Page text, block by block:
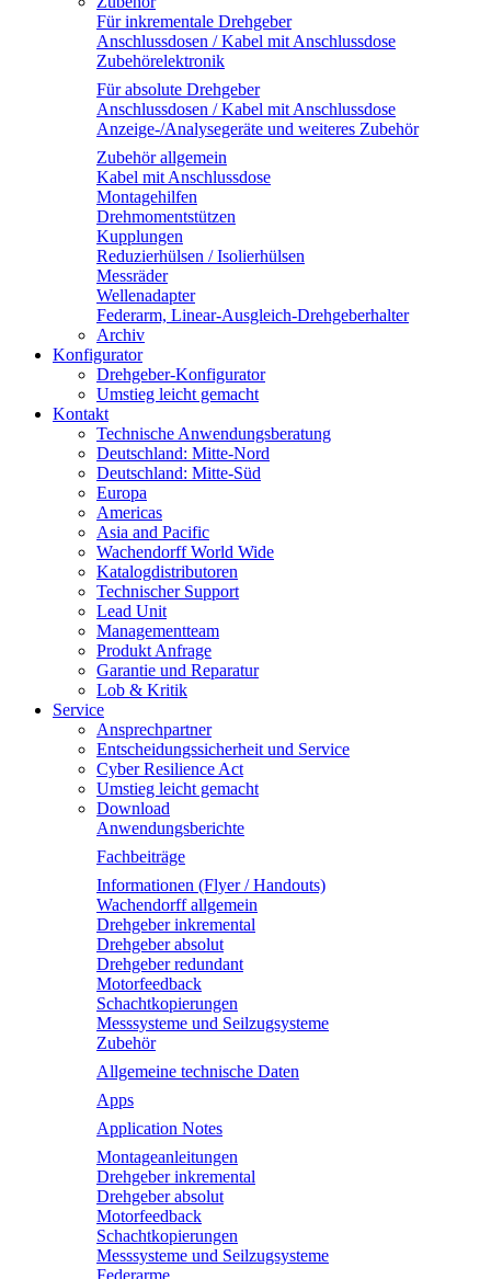
Für inkrementale Drehgeber
Anschlussdosen / Kabel mit Anschlussdose
Zubehörelektronik
Für absolute Drehgeber
Anschlussdosen / Kabel mit Anschlussdose
Anzeige-/Analysegeräte und weiteres Zubehör
Zubehör allgemein
Kabel mit Anschlussdose
Montagehilfen
Drehmomentstützen
Kupplungen
Reduzierhülsen / Isolierhülsen
Messräder
Wellenadapter
Federarm, Linear-Ausgleich-Drehgeberhalter
Archiv
Konfigurator
Drehgeber-Konfigurator
Umstieg leicht gemacht
Kontakt
Technische Anwendungsberatung
Deutschland: Mitte-Nord
Deutschland: Mitte-Süd
Europa
Americas
Asia and Pacific
Wachendorff World Wide
Katalogdistributoren
Technischer Support
Lead Unit
Managementteam
Produkt Anfrage
Garantie und Reparatur
Lob & Kritik
Service
Ansprechpartner
Entscheidungssicherheit und Service
Cyber Resilience Act
Umstieg leicht gemacht
Download
Anwendungsberichte
Fachbeiträge
Informationen (Flyer / Handouts)
Wachendorff allgemein
Drehgeber inkremental
Drehgeber absolut
Drehgeber redundant
Motorfeedback
Schachtkopierungen
Messsysteme und Seilzugsysteme
Zubehör
Allgemeine technische Daten
Apps
Application Notes
Montageanleitungen
Drehgeber inkremental
Drehgeber absolut
Motorfeedback
Schachtkopierungen
Messsysteme und Seilzugsysteme
Federarme